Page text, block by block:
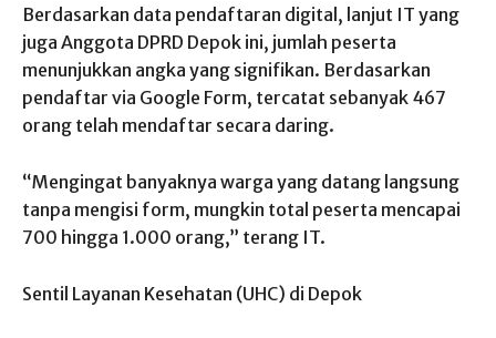
Berdasarkan data pendaftaran digital, lanjut IT yang
juga Anggota DPRD Depok ini, jumlah peserta
menunjukkan angka yang signifikan. Berdasarkan
pendaftar via Google Form, tercatat sebanyak 467
orang telah mendaftar secara daring.
“Mengingat banyaknya warga yang datang langsung
tanpa mengisi form, mungkin total peserta mencapai
700 hingga 1.000 orang,” terang IT.
Sentil Layanan Kesehatan (UHC) di Depok